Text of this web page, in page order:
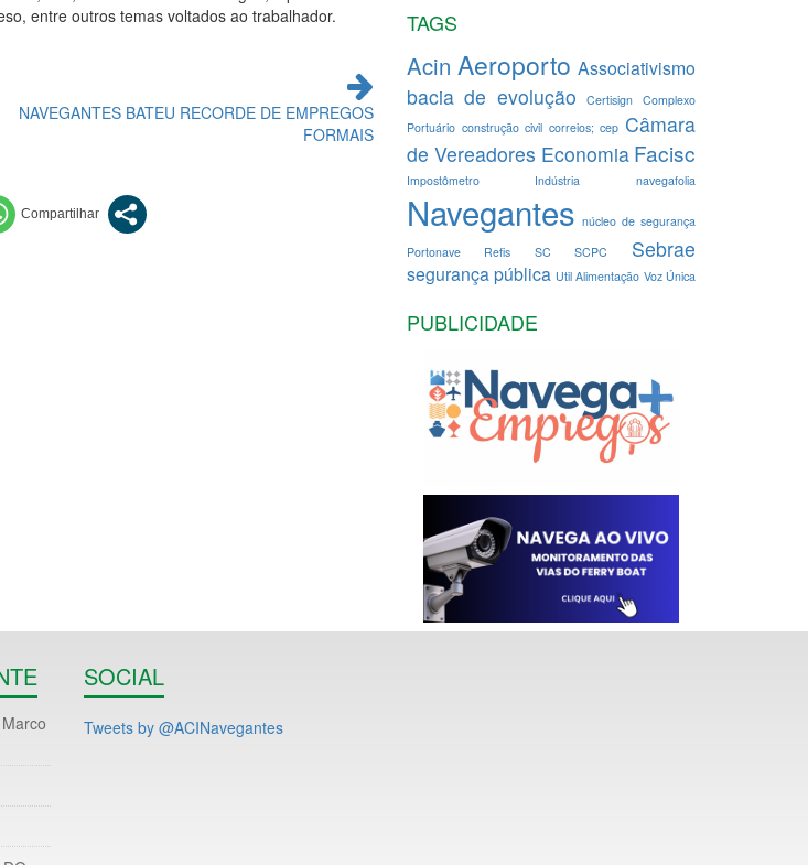
entre outros temas voltados ao trabalhador.
NAVEGANTES BATEU RECORDE DE EMPREGOS
FORMAIS
TAGS
Acin Aeroporto Associativismo
bacia de evolução Certisign Complexo
Portuário construção civil correios; cep Câmara
de Vereadores Economia Facisc
Impostômetro Indústria navegafolia
Navegantes núcleo de segurança
Portonave
Refis SC SCPC Sebrae
segurança pública Util Alimentação Voz Única
PUBLICIDADE
SOCIAL
Tweets by @ACINavegantes